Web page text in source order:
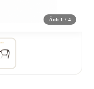
Ảnh 1 / 4